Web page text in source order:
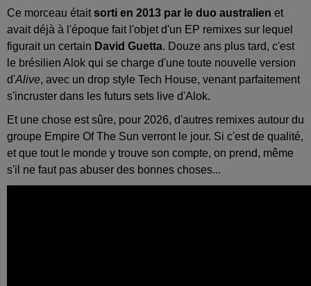
Ce morceau étaitsorti en 2013 par le duo australien et
avait déjà à l'époque fait l'objet d'un EP remixes sur lequel
figurait un certain David Guetta. Douze ans plus tard, c'est
le brésilien Alok qui se charge d'une toute nouvelle version
d'Alive, avec un drop style Tech House, venant parfaitement
s'incruster dans les futurs sets live d'Alok.
Et une chose est sûre, pour 2026, d'autres remixes autour du
groupe Empire Of The Sun verront le jour. Si c'est de qualité,
et que tout le monde y trouve son compte, on prend, même
s'il ne faut pas abuser des bonnes choses...